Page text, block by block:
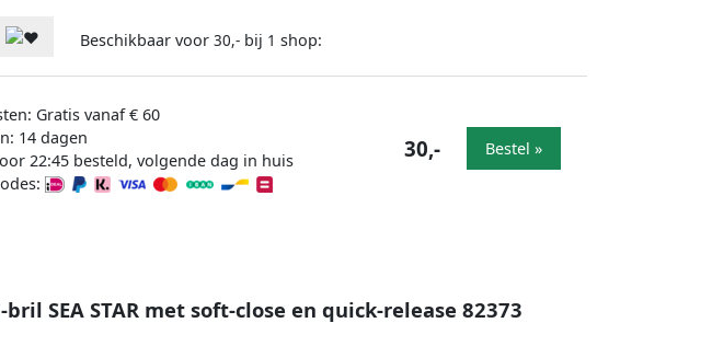
Beschikbaar voor 30,- bij 1 shop:
Gratis vanaf € 60
14 dagen
22:45 besteld, volgende dag in huis
30,- Bestel »
SEA STAR met soft-close en quick-release 82373